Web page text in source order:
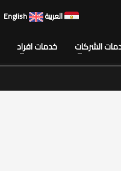
العربية English
الشركات خدمات افراد